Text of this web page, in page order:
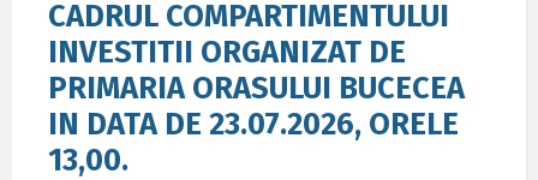
CADRUL COMPARTIMENTULUI
INVESTITII ORGANIZAT DE
PRIMARIA ORASULUI BUCECEA
IN DATA DE 23.07.2026, ORELE
13,00.